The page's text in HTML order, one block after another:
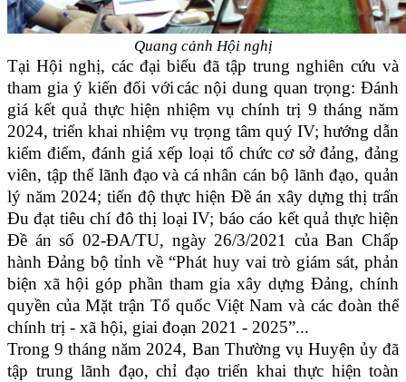
Quang cảnh Hội nghị
Tại Hội nghị, các đại biểu đã tập trung nghiên cứu và
tham gia ý kiến đối vớicác nội dung quan trọng: Đánh
giá kết quả thực hiện nhiệm vụ chính trị 9 tháng năm
2024, triển khai nhiệm vụ trọng tâm quý IV; hướng dẫn
kiểm điểm, đánh giá xếp loại tổ chức cơ sở đảng, đảng
viên, tập thể lãnh đạo và cá nhân cán bộ lãnh đạo, quản
lý năm 2024; tiến độ thực hiện Đề án xây dựng thị trấn
Đu đạt tiêu chí đô thị loại IV; báo cáo kết quả thực hiện
Đề án số 02-ĐA/TU, ngày 26/3/2021 của Ban Chấp
hành Đảng bộ tỉnh về “Phát huy vai trò giám sát, phản
biện xã hội góp phần tham gia xây dựng Đảng, chính
quyền của Mặt trận Tổ quốc Việt Nam và các đoàn thể
chính trị - xã hội, giai đoạn 2021 - 2025”...
Trong 9 tháng năm 2024, Ban Thường vụ Huyện ủy đã
tập trung lãnh đạo, chỉ đạo triển khai thực hiện toàn